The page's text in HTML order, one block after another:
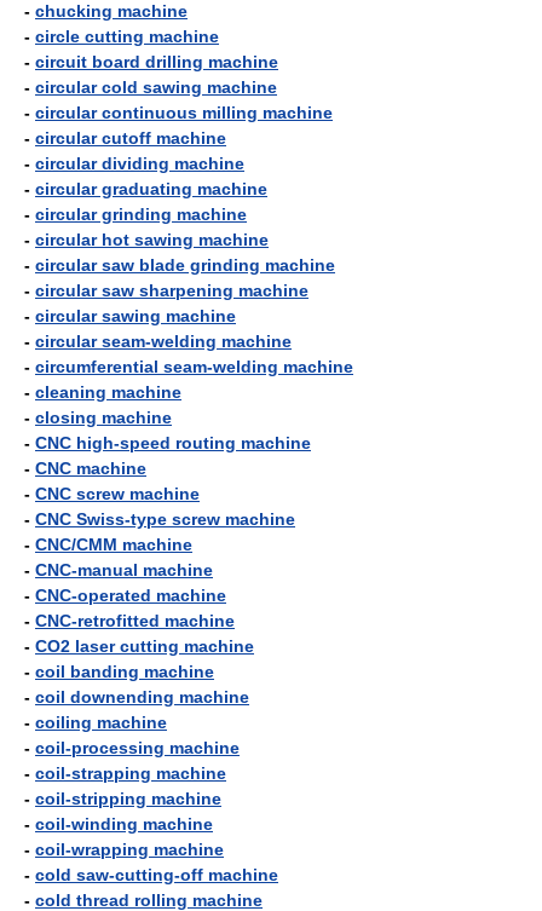
- chucking machine
- circle cutting machine
- circuit board drilling machine
- circular cold sawing machine
- circular continuous milling machine
- circular cutoff machine
- circular dividing machine
- circular graduating machine
- circular grinding machine
- circular hot sawing machine
- circular saw blade grinding machine
- circular saw sharpening machine
- circular sawing machine
- circular seam-welding machine
- circumferential seam-welding machine
- cleaning machine
- closing machine
- CNC high-speed routing machine
- CNC machine
- CNC screw machine
- CNC Swiss-type screw machine
- CNC/CMM machine
- CNC-manual machine
- CNC-operated machine
- CNC-retrofitted machine
- CO2 laser cutting machine
- coil banding machine
- coil downending machine
- coiling machine
- coil-processing machine
- coil-strapping machine
- coil-stripping machine
- coil-winding machine
- coil-wrapping machine
- cold saw-cutting-off machine
- cold thread rolling machine